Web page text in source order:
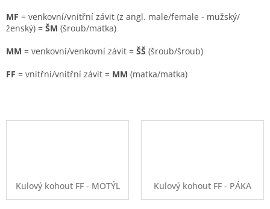
MF = venkovní/vnitřní závit (z angl. male/female - mužský/
ženský) = ŠM (šroub/matka)
MM = venkovní/venkovní závit = ŠŠ (šroub/šroub)
FF = vnitřní/vnitřní závit = MM (matka/matka)
Kulový kohout FF - MOTÝL Kulový kohout FF - PÁKA